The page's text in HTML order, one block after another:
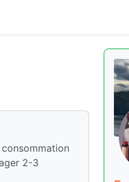
2-3